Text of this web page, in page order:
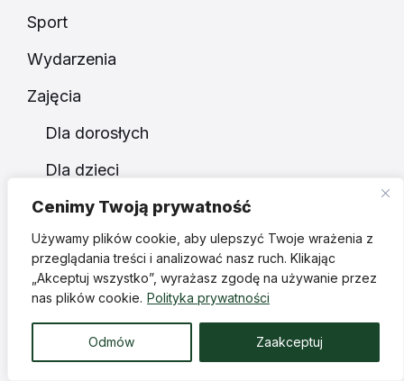
Cenimy Twoją prywatność
Używamy plików cookie, aby ulepszyć Twoje wrażenia z
przeglądania treści i analizować nasz ruch. Klikając
„Akceptuj wszystko”, wyrażasz zgodę na używanie przez
nas plików cookie. Polityka prywatności
Odmów Zaakceptuj
Sport
Wydarzenia
Zajęcia
Dla dorosłych
Dla dzieci
Gimnastyka
Joga
Muzyka